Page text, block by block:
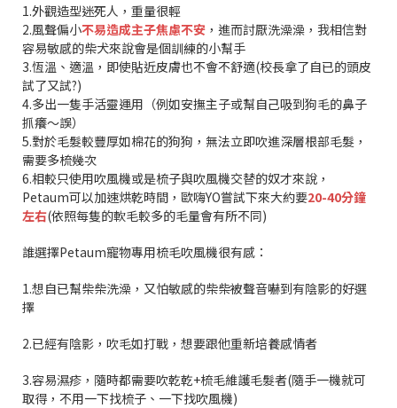
1.外觀造型迷死人，重量很輕
2.風聲偏小不易造成主子焦慮不安 ，進而討厭洗澡澡，我相信對
容易敏感的柴犬來說會是個訓練的小幫手
3.恆溫、適溫，即使貼近皮膚也不會不舒適(校長拿了自已的頭皮
試了又試?)
4.多出一隻手活靈運用（例如安撫主子或幫自己吸到狗毛的鼻子
抓癢～誤）
5.對於毛髮較豐厚如棉花的狗狗，無法立即吹進深層根部毛髮，
需要多梳幾次
6.相較只使用吹風機或是梳子與吹風機交替的奴才來說，
Petaum可以加速烘乾時間，歐嗨YO嘗試下來大約要20-40分鐘
左右(依照每隻的軟毛較多的毛量會有所不同)
誰選擇Petaum寵物專用梳毛吹風機很有感：
1.想自已幫柴柴洗澡，又怕敏感的柴柴被聲音嚇到有陰影的好選
擇
2.已經有陰影，吹毛如打戰，想要跟他重新培養感情者
3.容易濕疹，隨時都需要吹乾乾+梳毛維護毛髮者(隨手一機就可
取得，不用一下找梳子、一下找吹風機)